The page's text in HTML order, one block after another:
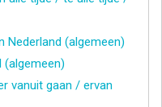
Nederland (algemeen)
(algemeen)
vanuit gaan / ervan